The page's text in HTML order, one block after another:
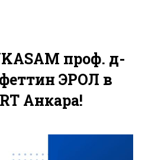
проф. д-
ЭРОЛ в
Анкара!